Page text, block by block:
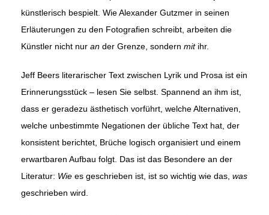
künstlerisch bespielt. Wie Alexander Gutzmer in seinen
Erläuterungen zu den Fotografien schreibt, arbeiten die
Künstler nicht nur an der Grenze, sondern mitihr.
Jeff Beers literarischer Text zwischen Lyrik und Prosa ist ein
Erinnerungsstück – lesen Sie selbst. Spannend an ihm ist,
dass er geradezu ästhetisch vorführt, welche Alternativen,
welche unbestimmte Negationen der übliche Text hat, der
konsistent berichtet, Brüche logisch organisiert und einem
erwartbaren Aufbau folgt. Das ist das Besondere an der
Literatur: Wie es geschrieben ist, ist so wichtig wie das, was
geschrieben wird.